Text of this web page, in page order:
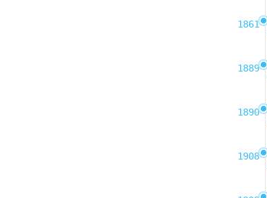
1861
1889
1890
1908